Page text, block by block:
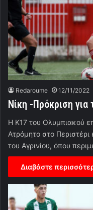
Redaroume 12/11/2022
Νίκη -Πρόκριση για
Η Κ17 του Ολυμπιακού
Ατρόμητο στο
του Αγρινίου, όπου
Διαβάστε